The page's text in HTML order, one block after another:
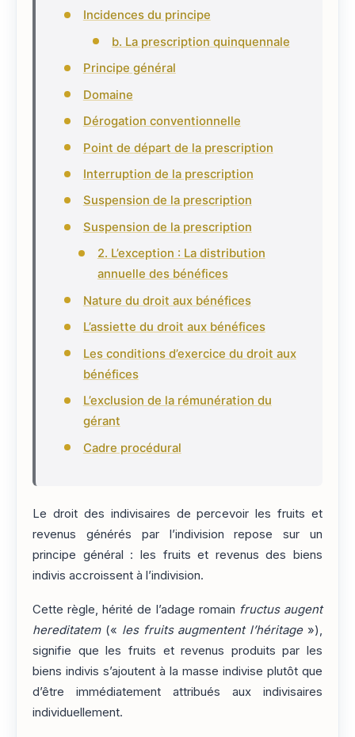
Incidences du principe
b. La prescription quinquennale
Principe général
Domaine
Dérogation conventionnelle
Point de départ de la prescription
Interruption de la prescription
Suspension de la prescription
Suspension de la prescription
2. L’exception : La distribution
annuelle des bénéfices
Nature du droit aux bénéfices
L’assiette du droit aux bénéfices
Les conditions d’exercice du droit aux
bénéfices
L’exclusion de la rémunération du
gérant
Cadre procédural
Le droit des indivisaires de percevoir les fruits et
revenus générés par l’indivision repose sur un
principe général : les fruits et revenus des biens
indivis accroissent à l’indivision.
Cette règle, hérité de l’adage romain fructus augent
hereditatem(« les fruits augmentent l’héritage»),
signifie que les fruits et revenus produits par les
biens indivis s’ajoutent à la masse indivise plutôt que
d’être immédiatement attribués aux indivisaires
individuellement.